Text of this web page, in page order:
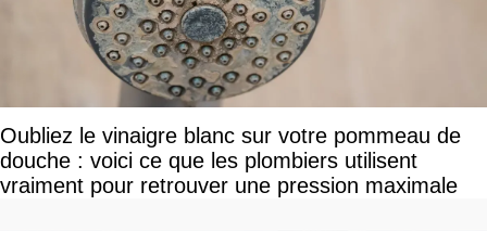
Oubliez le vinaigre blanc sur votre pommeau de
douche : voici ce que les plombiers utilisent
vraiment pour retrouver une pression maximale